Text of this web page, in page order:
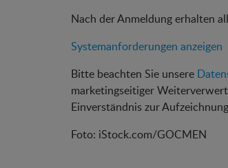
Nach der Anmeldung erhalten
Systemanforderungen anzeigen
Bitte beachten Sie unsere
marketingseitiger
Einverständnis zur
Foto: iStock.com/GOCMEN